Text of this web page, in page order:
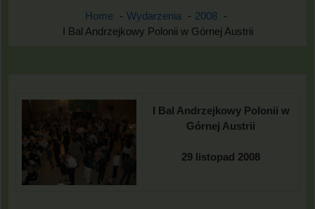
Home Wydarzenia
2008
I Bal Andrzejkowy Polonii w Górnej Austrii
I Bal Andrzejkowy Polonii w
Górnej Austrii
29 listopad 2008